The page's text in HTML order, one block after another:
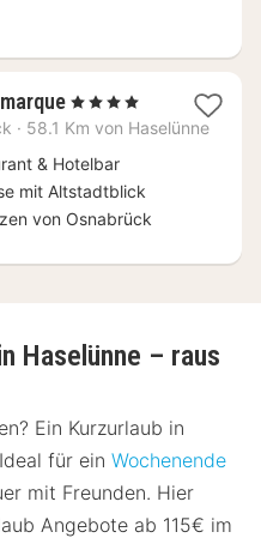
1
Nacht
92,12
€
, 4 Sterne
· 58.1 Km von Haselünne
& Hotelbar
mit Altstadtblick
von Osnabrück
Haselünne – raus
Ein Kurzurlaub in
für ein Wochenende
mit Freunden. Hier
Angebote ab 115€ im